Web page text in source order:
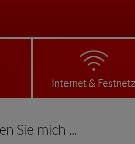
Internet &
Sie mich ...